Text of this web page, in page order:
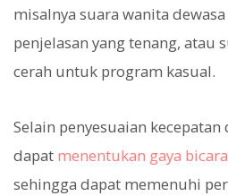
misalnya suara wanita
penjelasan yang tenang, atau
cerah untuk program kasual.
Selain penyesuaian
dapat menentukan gaya
sehingga dapat memenuhi